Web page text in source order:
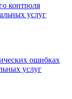
контроля
услуг
ошибках
услуг